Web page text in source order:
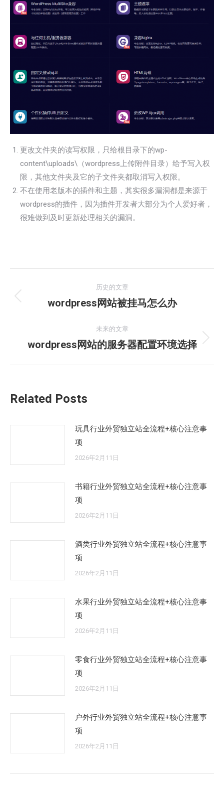
更改文件夹的读写权限，只给根目录下的wp-
content\uploads\（wordpress上传附件目录）给予写入权
限，其他文件夹及它的子文件夹都取消写入权限。
不在使用老版本的插件和主题，其实很多漏洞都是来源于
wordpress的插件，因为插件开发者大部分为个人爱好者，
很难做到及时更新处理相关的漏洞。
章
历史的文章
历
的
文
wordpress网站被挂马怎么办
未来的文章
未
wordpress网站的服务器配置环境选择
Related Posts
玩具行业外贸独立站全流程+核心注意事
项
2026年2月11日
书籍行业外贸独立站全流程+核心注意事
项
2026年2月11日
酒类行业外贸独立站全流程+核心注意事
项
2026年2月11日
水果行业外贸独立站全流程+核心注意事
项
2026年2月11日
零食行业外贸独立站全流程+核心注意事
项
2026年2月11日
户外行业外贸独立站全流程+核心注意事
项
2026年2月11日